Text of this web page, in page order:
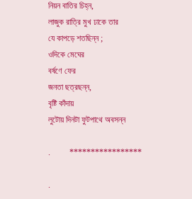
নিয়ন বাতির চিহ্ন,
লাজুক রাত্রি মুখ ঢাকে তার
যে কাপড়ে শতছিন্ন ;
ওদিকে মেঘের
বর্ষণে ফের
জনতা ছত্রছন্ন,
বৃষ্টি কাঁদায়
লুটোয় দিনটা ফুটপাথে অবসন্ন
. *****************